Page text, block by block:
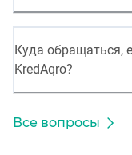
Куда обращаться,
KredAqro?
Все вопросы